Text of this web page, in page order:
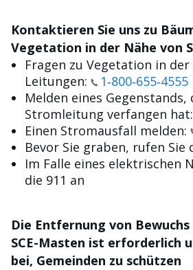
Kontaktieren Sie uns zu
Vegetation in der Nähe von
Fragen zu Vegetation in der
Leitungen:
1‑800‑655‑4555
Melden eines
Stromleitung verfangen hat:
Einen Stromausfall melden:
Bevor Sie graben, rufen Sie
Im Falle eines elektrischen
die 911 an
Die Entfernung von
SCE-Masten ist erforderlich
bei, Gemeinden zu schützen